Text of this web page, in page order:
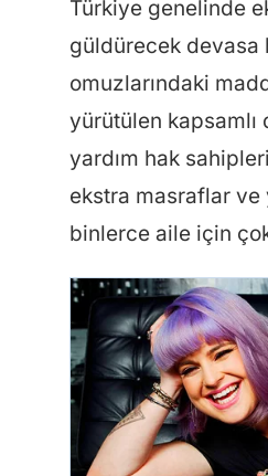
Türkiye genelinde
güldürecek devasa
omuzlarındaki
yürütülen kapsamlı
yardım hak
ekstra masraflar ve
binlerce aile için